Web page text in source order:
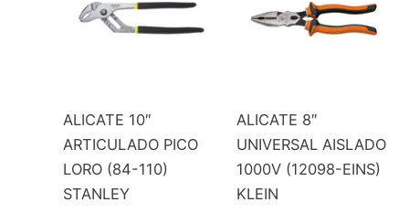
ALICATE 10″
ARTICULADO PICO
LORO (84-110)
STANLEY
ALICATE 8″
UNIVERSAL AISLADO
1000V (12098-EINS)
KLEIN